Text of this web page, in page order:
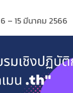
– 15 มีนาคม 2566